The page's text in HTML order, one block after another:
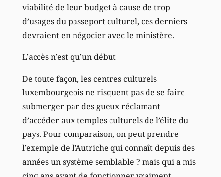
viabilité de leur budget à cause de trop
d’usages du passeport culturel, ces derniers
devraient en négocier avec le ministère.
L’accès n’est qu’un début
De toute façon, les centres culturels
luxembourgeois ne risquent pas de se faire
submerger par des gueux réclamant
d’accéder aux temples culturels de l’élite du
pays. Pour comparaison, on peut prendre
l’exemple de l’Autriche qui connaît depuis des
années un système semblable ? mais qui a mis